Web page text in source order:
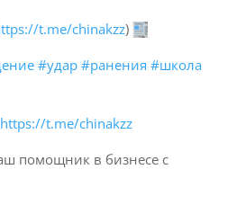
t.me/chinakzz)
#удар #ранения #школа
https://t.me/chinakzz
помощник в бизнесе с